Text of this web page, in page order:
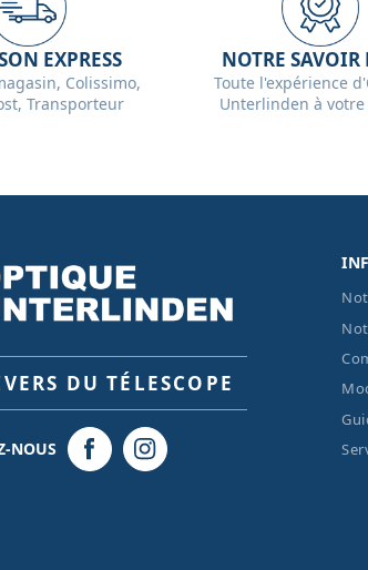
EXPRESS
Colissimo,
Transporteur
NOTRE SAVOIR
Toute l'expérience
Unterlinden à votre
DU TÉLESCOPE
NOUS